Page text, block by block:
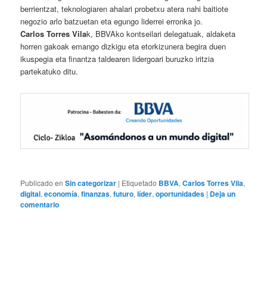
berrientzat, teknologiaren ahalari probetxu atera nahi baitiote
negozio arlo batzuetan eta egungo liderrei erronka jo.
Carlos Torres Vilak, BBVAko kontseilari delegatuak, aldaketa
horren gakoak emango dizkigu eta etorkizunera begira duen
ikuspegia eta finantza taldearen lidergoari buruzko iritzia
partekatuko ditu.
Publicado en Sin categorizar | Etiquetado BBVA,Carlos Torres Vila,
digital,economía,finanzas,futuro,líder,oportunidades | Deja un
comentario